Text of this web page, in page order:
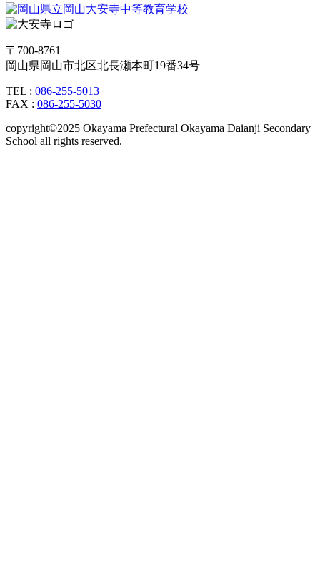
〒700-8761
岡山県岡山市北区北長瀬本町19番34号
TEL : 086-255-5013
FAX : 086-255-5030
copyright©2025 Okayama Prefectural Okayama Daianji Secondary
School all rights reserved.